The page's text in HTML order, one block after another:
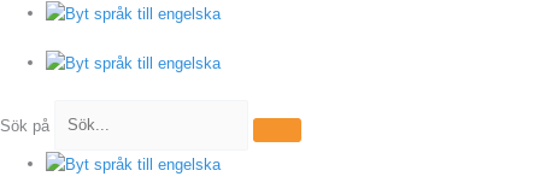
Hoppa
innehåll
Sök på